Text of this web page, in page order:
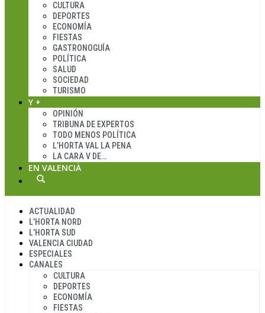
CULTURA
DEPORTES
ECONOMÍA
FIESTAS
GASTRONOGUÍA
POLÍTICA
SALUD
SOCIEDAD
TURISMO
Y +
OPINIÓN
TRIBUNA DE EXPERTOS
TODO MENOS POLÍTICA
L’HORTA VAL LA PENA
LA CARA V DE…
EN VALENCIÀ
ACTUALIDAD
L’HORTA NORD
L’HORTA SUD
VALENCIA CIUDAD
ESPECIALES
CANALES
CULTURA
DEPORTES
ECONOMÍA
FIESTAS